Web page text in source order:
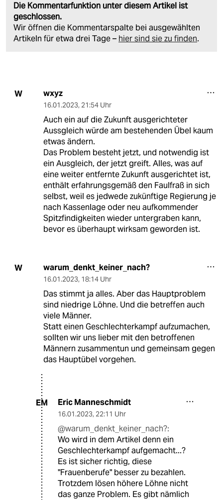
Die Kommentarfunktion unter diesem Artikel ist
geschlossen.
Wir öffnen die Kommentarspalte bei ausgewählten
Artikeln für etwa drei Tage – hier sind sie zu finden.
W wxyz
16.01.2023, 21:54 Uhr
Auch ein auf die Zukunft ausgerichteter
Aussgleich würde am bestehenden Übel kaum
etwas ändern.
Das Problem besteht jetzt, und notwendig ist
ein Ausgleich, der jetzt greift. Alles, was auf
eine weiter entfernte Zukunft ausgerichtet ist,
enthält erfahrungsgemäß den Faulfraß in sich
selbst, weil es jedwede zukünftige Regierung je
nach Kassenlage oder neu aufkommender
Spitzfindigkeiten wieder untergraben kann,
bevor es überhaupt wirksam geworden ist.
W warum_denkt_keiner_nach?
16.01.2023, 18:14 Uhr
Das stimmt ja alles. Aber das Hauptproblem
sind niedrige Löhne. Und die betreffen auch
viele Männer.
Statt einen Geschlechterkampf aufzumachen,
sollten wir uns lieber mit den betroffenen
Männern zusammentun und gemeinsam gegen
das Hauptübel vorgehen.
EM Eric Manneschmidt
16.01.2023, 22:11 Uhr
@warum_denkt_keiner_nach?:
Wo wird in dem Artikel denn ein
Geschlechterkampf aufgemacht...?
Es ist sicher richtig, diese
"Frauenberufe" besser zu bezahlen.
Trotzdem lösen höhere Löhne nicht
das ganze Problem. Es gibt nämlich